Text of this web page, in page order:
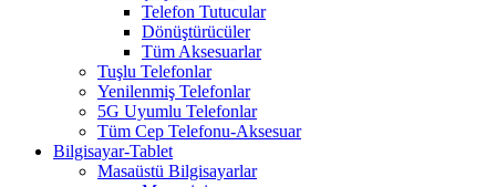
Telefon Tutucular
Dönüştürücüler
Tüm Aksesuarlar
Tuşlu Telefonlar
Yenilenmiş Telefonlar
5G Uyumlu Telefonlar
Tüm Cep Telefonu-Aksesuar
Bilgisayar-Tablet
Masaüstü Bilgisayarlar